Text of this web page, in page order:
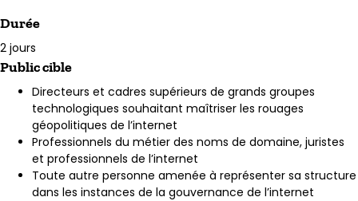
Durée
2 jours
Public cible
Directeurs et cadres supérieurs de grands groupes
technologiques souhaitant maîtriser les rouages
géopolitiques de l’internet
Professionnels du métier des noms de domaine, juristes
et professionnels de l’internet
Toute autre personne amenée à représenter sa structure
dans les instances de la gouvernance de l’internet